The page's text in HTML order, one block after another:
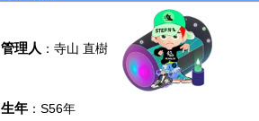
管理人 ：寺山 直樹
生年 ：S56年